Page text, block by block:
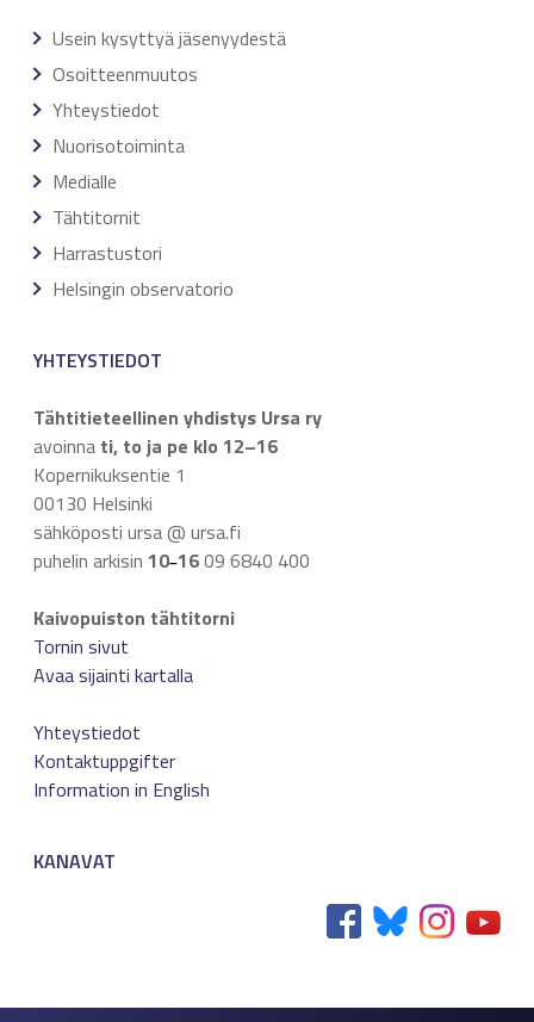
Usein kysyttyä jäsenyydestä
Osoitteenmuutos
Yhteystiedot
Nuorisotoiminta
Medialle
Tähtitornit
Harrastustori
Helsingin observatorio
YHTEYSTIEDOT
Tähtitieteellinen yhdistys Ursa ry
avoinna ti, to ja pe klo 12–16
Kopernikuksentie 1
00130 Helsinki
sähköposti ursa @ ursa.fi
puhelin arkisin 10–1609 6840 400
Kaivopuiston tähtitorni
Tornin sivut
Avaa sijainti kartalla
Yhteystiedot
Kontaktuppgifter
Information in English
KANAVAT